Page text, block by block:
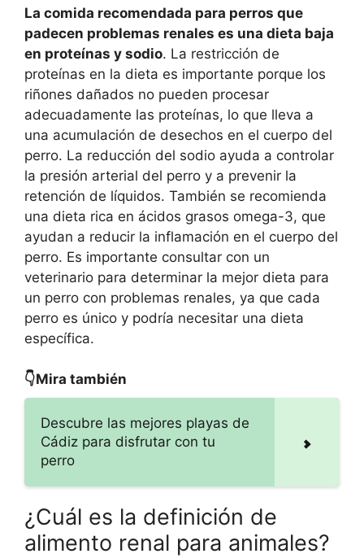
La comida recomendada para perros que
padecen problemas renales es una dieta baja
en proteínas y sodio. La restricción de
proteínas en la dieta es importante porque los
riñones dañados no pueden procesar
adecuadamente las proteínas, lo que lleva a
una acumulación de desechos en el cuerpo del
perro. La reducción del sodio ayuda a controlar
la presión arterial del perro y a prevenir la
retención de líquidos. También se recomienda
una dieta rica en ácidos grasos omega-3, que
ayudan a reducir la inflamación en el cuerpo del
perro. Es importante consultar con un
veterinario para determinar la mejor dieta para
un perro con problemas renales, ya que cada
perro es único y podría necesitar una dieta
específica.
👇Mira también
Descubre las mejores playas de
Cádiz para disfrutar con tu
perro
¿Cuál es la definición de
alimento renal para animales?